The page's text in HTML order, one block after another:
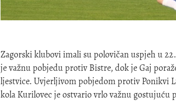
Zagorski klubovi imali su polovičan uspjeh u
je važnu pobjedu protiv Bistre, dok je Gaj
ljestvice. Uvjerljivom pobjedom protiv Ponikvi
kola Kurilovec je ostvario vrlo važnu